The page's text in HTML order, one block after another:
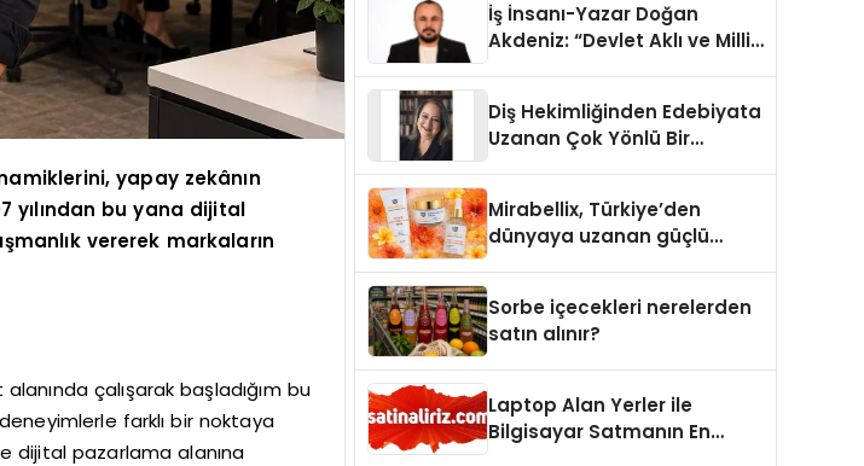
yapay zekânın
yılından bu yana dijital
vererek markaların
çalışarak başladığım bu
farklı bir noktaya
dijital pazarlama alanına
İş İnsanı-Yazar Doğan
Akdeniz: “Devlet Aklı ve Milli
Diş Hekimliğinden Edebiyata
Uzanan Çok Yönlü Bir
Mirabellix, Türkiye’den
dünyaya uzanan güçlü
Sorbe içecekleri nerelerden
satın alınır?
Laptop Alan Yerler ile
Bilgisayar Satmanın En